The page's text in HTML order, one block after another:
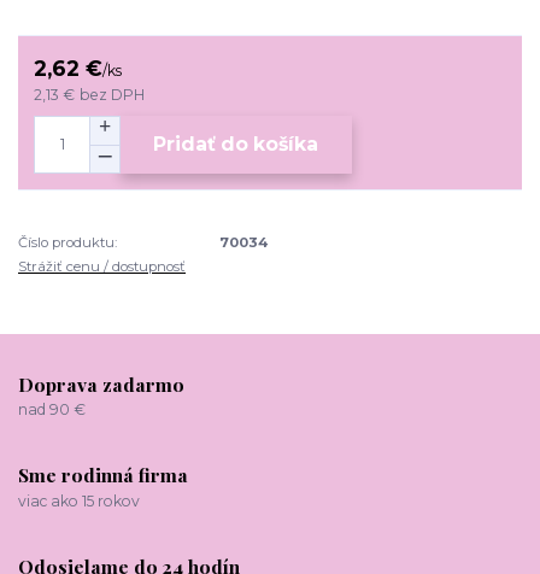
2,62 €/ks
2,13 € bez DPH
Pridať do košíka
Číslo produktu:
70034
Strážiť cenu / dostupnosť
Doprava zadarmo
nad 90 €
Sme rodinná firma
viac ako 15 rokov
Odosielame do 24 hodín